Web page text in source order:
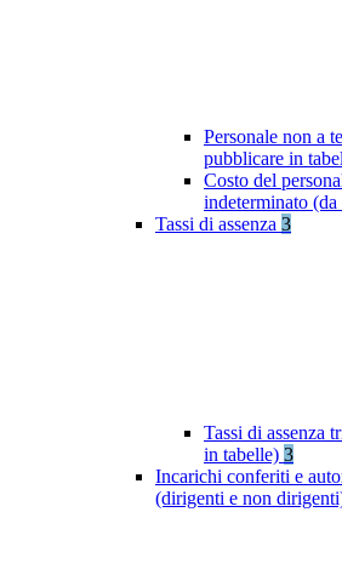
Personale non a
pubblicare in
Costo del
indeterminato
Tassi di assenza 3
Tassi di assenza
in tabelle) 3
Incarichi conferiti e
(dirigenti e non